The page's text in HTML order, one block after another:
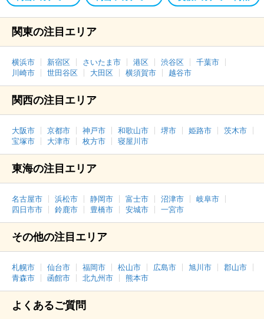
関東の注目エリア
横浜市 新宿区 さいたま市 港区 渋谷区
千葉市
川崎市
世田谷区 大田区 横須賀市 越谷市
関西の注目エリア
大阪市 京都市 神戸市 和歌山市 堺市 姫路市
茨木市
宝塚市
大津市 枚方市 寝屋川市
東海の注目エリア
名古屋市 浜松市 静岡市 富士市 沼津市
岐阜市
四日市市
鈴鹿市 豊橋市 安城市 一宮市
その他の注目エリア
札幌市 仙台市 福岡市 松山市 広島市 旭川市
郡山市
青森市
函館市 北九州市 熊本市
よくあるご質問